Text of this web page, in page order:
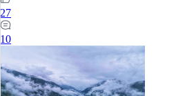
27
10